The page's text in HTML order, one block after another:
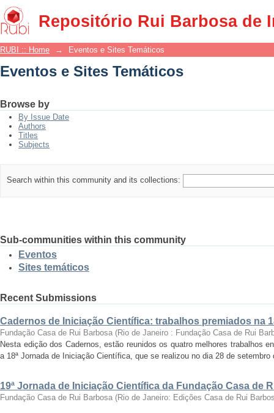
Repositório Rui Barbosa de
Eventos e Sites Temáticos
RUBI :: Home → Eventos e Sites Temáticos
Eventos e Sites Temáticos
Browse by
By Issue Date
Authors
Titles
Subjects
Search within this community and its collections:
Sub-communities within this community
Eventos
Sites temáticos
Recent Submissions
Cadernos de Iniciação Científica: trabalhos premiados na
Fundação Casa de Rui Barbosa (Rio de Janeiro : Fundação Casa de Rui
Nesta edição dos Cadernos, estão reunidos os quatro melhores trabalhos
a 18ª Jornada de Iniciação Científica, que se realizou no dia 28 de
19ª Jornada de Iniciação Científica da Fundação Casa de
Fundação Casa de Rui Barbosa (Rio de Janeiro: Edições Casa de Rui